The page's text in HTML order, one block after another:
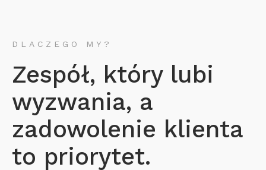
DLACZEGO MY?
Zespół, który lubi
wyzwania, a
zadowolenie klienta
to priorytet.